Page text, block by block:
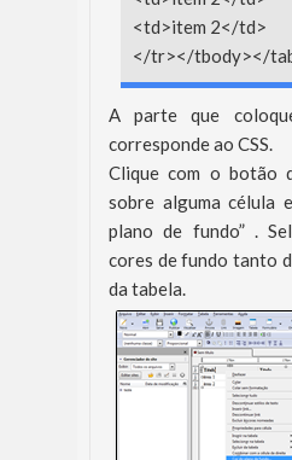
<td>item 2</td>
</tr></tbody></
A parte que
corresponde ao CSS.
Clique com o botão
sobre alguma célula
plano de fundo” .
cores de fundo tanto
da tabela.